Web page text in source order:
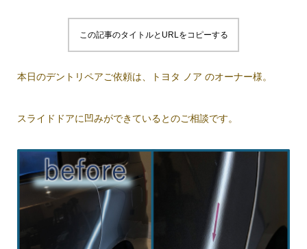
この記事のタイトルとURLをコピーする
本日のデントリペアご依頼は、トヨタ ノア のオーナー様。
スライドドアに凹みができているとのご相談です。